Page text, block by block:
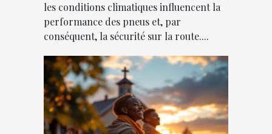
les conditions climatiques influencent la
performance des pneus et, par
conséquent, la sécurité sur la route....